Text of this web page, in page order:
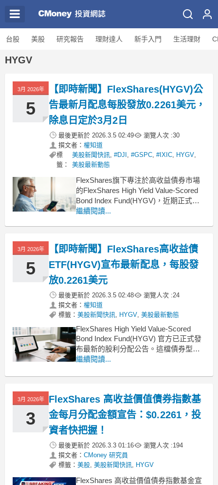
台股 美股 研究報告 理財達人 新手入門 生活理財
HYGV
3月 2026年
5
【即時新聞】FlexShares(HYGV)公
告最新月配息每股發放0.2261美元，
除息日定於3月2日
最後更新於 2026.3.5 02:49 瀏覽人次 :30
撰文者： 權知道
標
籤：
美股新聞快訊, #DJI , #GSPC, #IXIC, HYGV,
美股最新動態
FlexShares旗下專注於高收益債券市場
的FlexShares High Yield Value-Scored
Bond Index Fund(HYGV)，近期正式發
布了最新的配息公告。根據官方消息指
資人帶來穩定的現金流
繼續閱讀...
3月 2026年
5
【即時新聞】FlexShares高收益債
ETF(HYGV)宣布最新配息，每股發
放0.2261美元
最後更新於 2026.3.5 02:48 瀏覽人次 :24
撰文者： 權知道
標籤： 美股新聞快訊, HYGV, 美股最新動態
FlexShares High Yield Value-Scored
Bond Index Fund(HYGV) 官方已正式發
布最新的股利分配公告。這檔債券型
ETF 宣布將進行每月的配息作業，本次
持有該標的之投資人提供收益分配。投
繼續閱讀...
3月 2026年
3
FlexShares 高收益價值債券指數基
金每月分配金額宣告：$0.2261，投
資者快把握！
最後更新於 2026.3.3 01:16 瀏覽人次 :194
撰文者： CMoney 研究員
標籤： 美股, 美股新聞快訊, HYGV
FlexShares 高收益價值債券指數基金宣